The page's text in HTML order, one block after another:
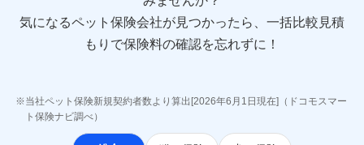
東京海上ダイレクト損害保険株式会社
(https://www.e-design.net/)
AIG損害保険株式会社
(https://www.sbisonpo.co.jp/)
ジェイアイ傷害火災保険株式会社
(https://www.jihoken.co.jp/)
気になるペット保険会社が見つかったら、一括比較見積
もりで保険料の確認を忘れずに！
当社ペット保険新規契約者数より算出[2026年6月1日現在]（ドコモスマー
ト保険ナビ調べ）